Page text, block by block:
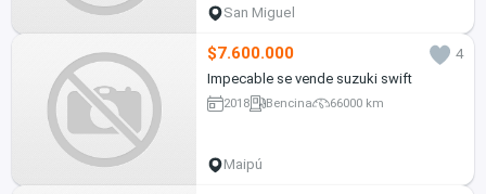
San Miguel
$7.600.000
4
Impecable se vende suzuki swift
2018 Bencina 66000 km
Maipú